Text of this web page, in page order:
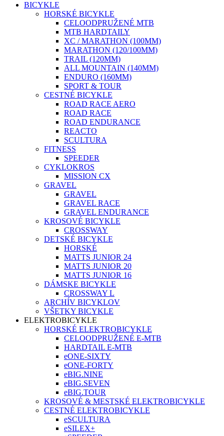
BICYKLE
HORSKÉ BICYKLE
CELOODPRUŽENÉ MTB
MTB HARDTAILY
XC / MARATHON (100MM)
MARATHON (120/100MM)
TRAIL (120MM)
ALL MOUNTAIN (140MM)
ENDURO (160MM)
SPORT & TOUR
CESTNÉ BICYKLE
ROAD RACE AERO
ROAD RACE
ROAD ENDURANCE
REACTO
SCULTURA
FITNESS
SPEEDER
CYKLOKROS
MISSION CX
GRAVEL
GRAVEL
GRAVEL RACE
GRAVEL ENDURANCE
KROSOVÉ BICYKLE
CROSSWAY
DETSKÉ BICYKLE
HORSKÉ
MATTS JUNIOR 24
MATTS JUNIOR 20
MATTS JUNIOR 16
DÁMSKE BICYKLE
CROSSWAY L
ARCHÍV BICYKLOV
VŠETKY BICYKLE
ELEKTROBICYKLE
HORSKÉ ELEKTROBICYKLE
CELOODPRUŽENÉ E-MTB
HARDTAIL E-MTB
eONE-SIXTY
eONE-FORTY
eBIG.NINE
eBIG.SEVEN
eBIG.TOUR
KROSOVÉ & MESTSKÉ ELEKTROBICYKLE
CESTNÉ ELEKTROBICYKLE
eSCULTURA
eSILEX+